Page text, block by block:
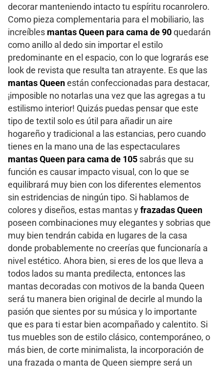
decorar manteniendo intacto tu espíritu rocanrolero.
Como pieza complementaria para el mobiliario, las
increíbles mantas Queen para cama de 90 quedarán
como anillo al dedo sin importar el estilo
predominante en el espacio, con lo que lograrás ese
look de revista que resulta tan atrayente. Es que las
mantas Queen están confeccionadas para destacar,
¡imposible no notarlas una vez que las agregas a tu
estilismo interior! Quizás puedas pensar que este
tipo de textil solo es útil para añadir un aire
hogareño y tradicional a las estancias, pero cuando
tienes en la mano una de las espectaculares
mantas Queen para cama de 105 sabrás que su
función es causar impacto visual, con lo que se
equilibrará muy bien con los diferentes elementos
sin estridencias de ningún tipo. Si hablamos de
colores y diseños, estas mantas y frazadas Queen
poseen combinaciones muy elegantes y sobrias que
muy bien tendrán cabida en lugares de la casa
donde probablemente no creerías que funcionaría a
nivel estético. Ahora bien, si eres de los que lleva a
todos lados su manta predilecta, entonces las
mantas decoradas con motivos de la banda Queen
será tu manera bien original de decirle al mundo la
pasión que sientes por su música y lo importante
que es para ti estar bien acompañado y calentito. Si
tus muebles son de estilo clásico, contemporáneo, o
más bien, de corte minimalista, la incorporación de
una frazada o manta de Queen siempre será un